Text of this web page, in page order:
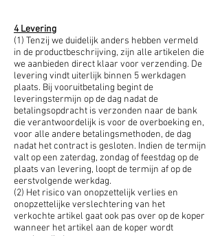
4 Levering
(1) Tenzij we duidelijk anders hebben vermeld
in de productbeschrijving, zijn alle artikelen die
we aanbieden direct klaar voor verzending. De
levering vindt uiterlijk binnen 5 werkdagen
plaats. Bij vooruitbetaling begint de
leveringstermijn op de dag nadat de
betalingsopdracht is verzonden naar de bank
die verantwoordelijk is voor de overboeking en,
voor alle andere betalingsmethoden, de dag
nadat het contract is gesloten. Indien de termijn
valt op een zaterdag, zondag of feestdag op de
plaats van levering, loopt de termijn af op de
eerstvolgende werkdag.
(2) Het risico van onopzettelijk verlies en
onopzettelijke verslechtering van het
verkochte artikel gaat ook pas over op de koper
wanneer het artikel aan de koper wordt